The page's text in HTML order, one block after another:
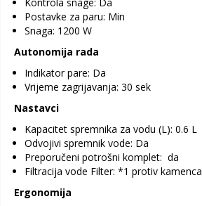
Postavke za paru: Min
Snaga: 1200 W
Autonomija rada
Indikator pare: Da
Vrijeme zagrijavanja: 30 sek
Nastavci
Kapacitet spremnika za vodu (L): 0.6 L
Odvojivi spremnik vode: Da
Preporučeni potrošni komplet: da
Filtracija vode Filter: *1 protiv kamenca
Ergonomija